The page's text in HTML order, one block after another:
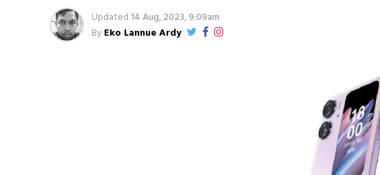
Updated 14 Aug, 2023, 9:09am
ByEko Lannue Ardy